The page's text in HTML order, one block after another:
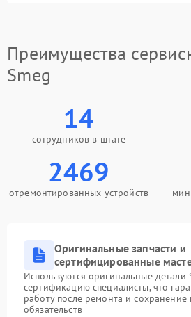
Преимущества
Smeg
14
сотрудников в штате
2469
отремонтированных устройств
Оригинальные запчасти и
сертифицированные
Используются оригинальные
сертификацию специалисты, что
работу после ремонта и сохранение
обязательств